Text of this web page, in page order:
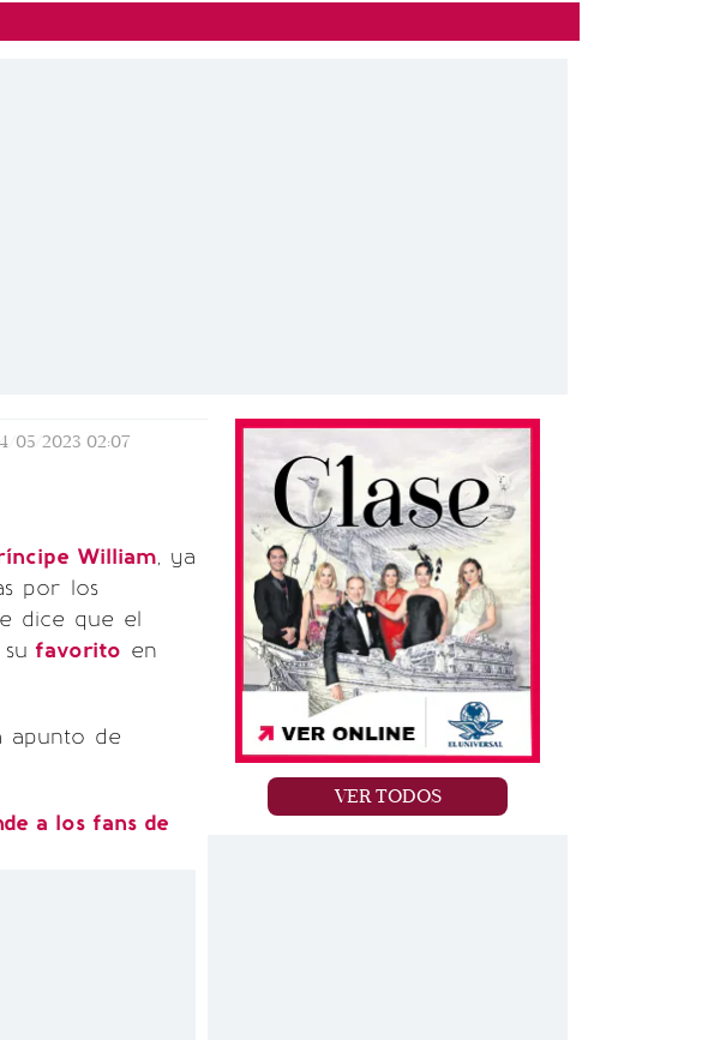
05/2023 02:07
William, ya
por los
dice que el
favorito en
apunto de
a los fans de
VER TODOS